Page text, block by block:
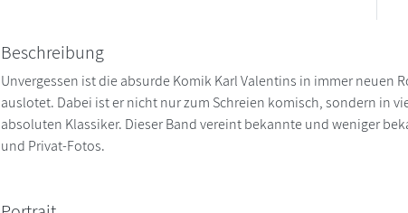
Beschreibung
Unvergessen ist die absurde Komik Karl Valentins in immer neuen
auslotet. Dabei ist er nicht nur zum Schreien komisch, sondern in
absoluten Klassiker. Dieser Band vereint bekannte und weniger
und Privat-Fotos.